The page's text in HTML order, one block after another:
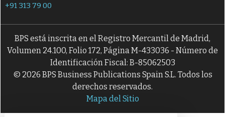
+91 313 79 00
BPS está inscrita en el Registro Mercantil de Madrid,
Volumen 24.100, Folio 172, Página M-433036 - Número de
Identificación Fiscal: B-85062503
© 2026 BPS Business Publications Spain S.L. Todos los
derechos reservados.
Mapa del Sitio